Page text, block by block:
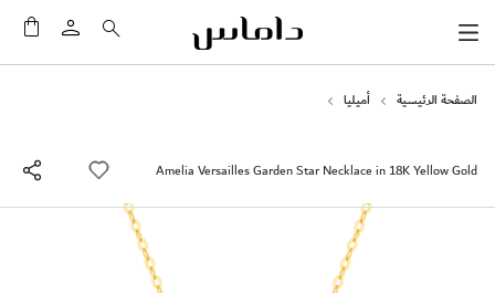
الصفحة الرئيسية أميليا
Amelia Versailles Garden Star Necklace in 18K Yellow Gold
انتقل